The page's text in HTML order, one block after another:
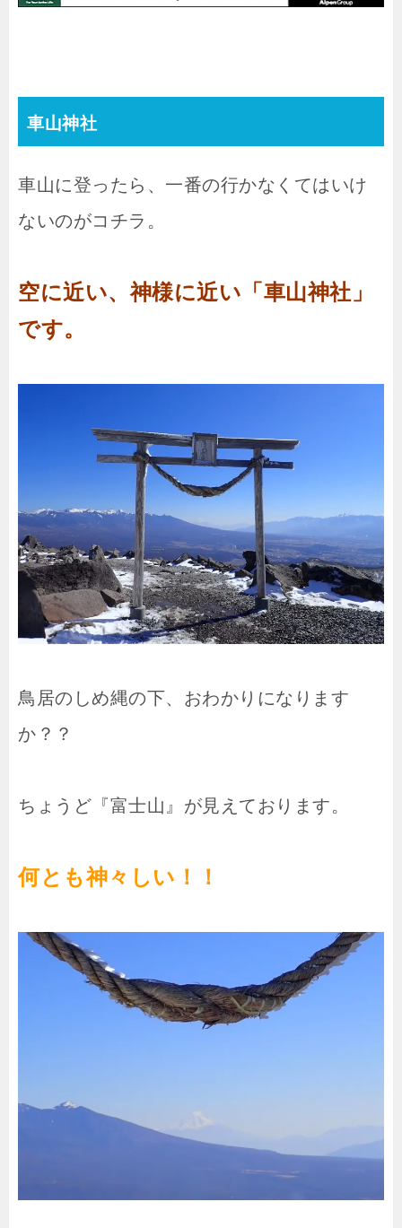
車山神社
車山に登ったら、一番の行かなくてはいけ
ないのがコチラ。
空に近い、神様に近い「車山神社」
です。
鳥居のしめ縄の下、おわかりになります
か？？
ちょうど『富士山』が見えております。
何とも神々しい！！